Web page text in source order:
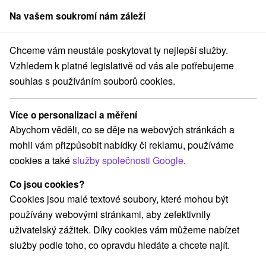
člen skupinySorger
Východné Slovensko Prešovský kraj Tatranská Lomnica
Apartmány Tatranská Lomnica
Kategorie
Všechny kategorie
Hotely na Slovensku (8)
Apartmány(26) Chaty na prenájom(5) Drevenice
Kempy Penzióny
Vyberte lokalitu nebo termín
VŠECHNY TOP - NEJPRODÁVANĚJŠÍ NEJLEVNĚJŠÍ
Na vašem soukromí nám záleží
Chceme vám neustále poskytovat ty nejlepší služby.
Vzhledem k platné legislativě od vás ale potřebujeme
souhlas s používáním souborů cookies.
Více o personalizaci a měření
Abychom věděli, co se děje na webových stránkách a
mohli vám přizpůsobit nabídky či reklamu, používáme
cookies a takéslužby společnosti Google.
Co jsou cookies?
Cookies jsou malé textové soubory, které mohou být
používány webovými stránkami, aby zefektivnily
uživatelský zážitek. Díky cookies vám můžeme nabízet
služby podle toho, co opravdu hledáte a chcete najít.